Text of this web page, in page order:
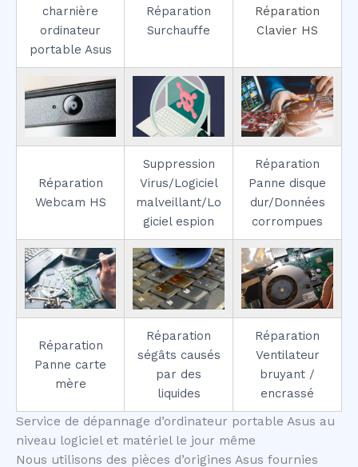
charnière
ordinateur
portable Asus
Réparation
Surchauffe
Réparation
Clavier HS
Réparation
Webcam HS
Suppression
Virus/Logiciel
malveillant/Lo
giciel espion
Réparation
Panne disque
dur/Données
corrompues
Réparation
Panne carte
mère
Réparation
ségâts causés
par des
liquides
Réparation
Ventilateur
bruyant /
encrassé
Service de dépannage d’ordinateur portable Asus au
niveau logiciel et matériel le jour même
Nous utilisons des pièces d’origines Asus fournies